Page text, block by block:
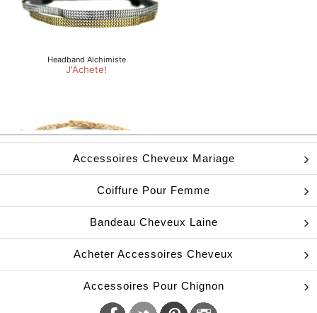
Accessoires Cheveux Mariage
Coiffure Pour Femme
Bandeau Cheveux Laine
Acheter Accessoires Cheveux
Accessoires Pour Chignon